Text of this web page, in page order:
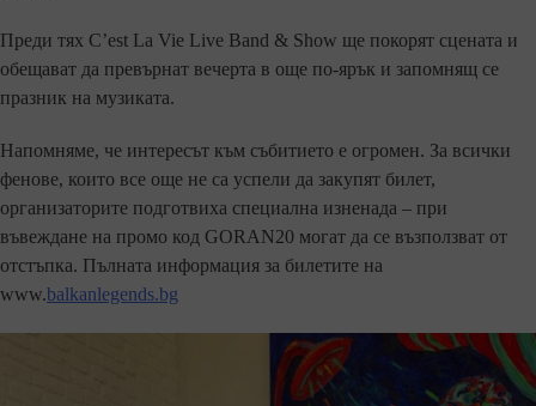
Преди тях C’est La Vie Live Band & Show ще покорят сцената и
обещават да превърнат вечерта в още по-ярък и запомнящ се
празник на музиката.
Напомняме, че интересът към събитието е огромен. За всички
фенове, които все още не са успели да закупят билет,
организаторите подготвиха специална изненада – при
въвеждане на промо код GORAN20 могат да се възползват от
отстъпка. Пълната информация за билетите на
www.balkanlegends.bg